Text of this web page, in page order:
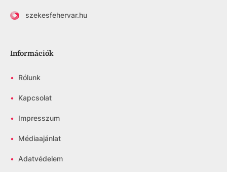
szekesfehervar.hu
Információk
• Rólunk
• Kapcsolat
• Impresszum
• Médiaajánlat
• Adatvédelem